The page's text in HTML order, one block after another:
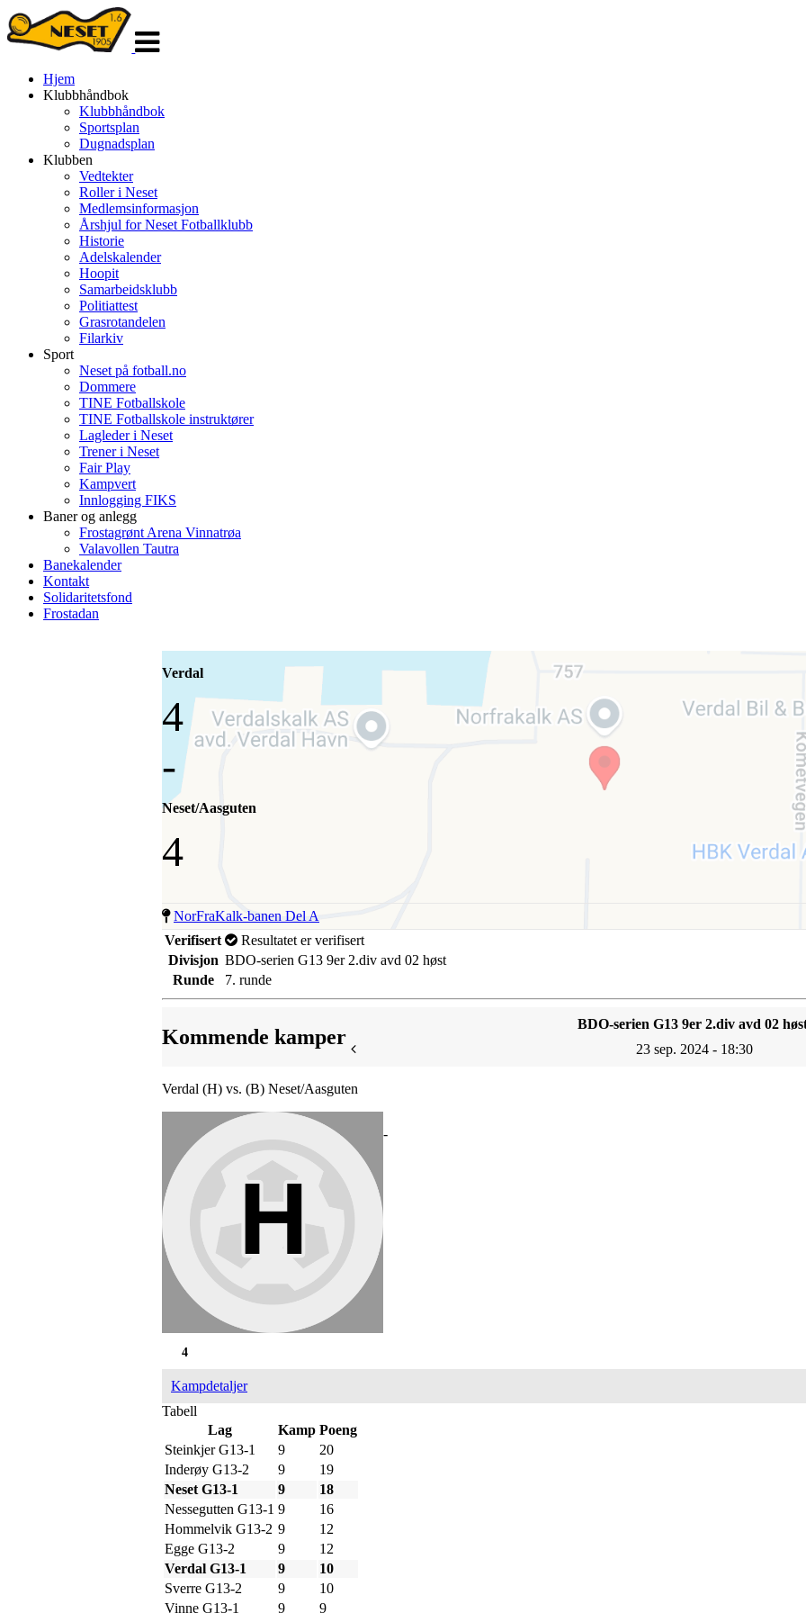
navigasjon
Hjem
Klubbhåndbok
Klubbhåndbok
Sportsplan
Dugnadsplan
Klubben
Vedtekter
Roller i Neset
Medlemsinformasjon
Årshjul for Neset Fotballklubb
Historie
Adelskalender
Hoopit
Samarbeidsklubb
Politiattest
Grasrotandelen
Filarkiv
Sport
Neset på fotball.no
Dommere
TINE Fotballskole
TINE Fotballskole instruktører
Lagleder i Neset
Trener i Neset
Fair Play
Kampvert
Innlogging FIKS
Baner og anlegg
Frostagrønt Arena Vinnatrøa
Valavollen Tautra
Banekalender
Kontakt
Solidaritetsfond
Frostadan
Verdal
4
-
Neset/Aasguten
4
NorFraKalk-banen Del A
Verifisert
Resultatet er verifisert
Divisjon BDO-serien G13 9er 2.div avd 02 høst
Runde
7. runde
Kommende kamper
BDO-serien G13 9er 2.div avd 02
23 sep. 2024 - 18:30
Verdal (H) vs. (B) Neset/Aasguten
-
4
Kampdetaljer
Tabell
Lag
Kamp Poeng
Steinkjer G13-1
9
20
Inderøy G13-2
9
19
Neset G13-1
9
18
Nessegutten G13-1 9
16
Hommelvik G13-2 9
12
Egge G13-2
9
12
Verdal G13-1
9
10
Sverre G13-2
9
10
Vinne G13-1
9 9